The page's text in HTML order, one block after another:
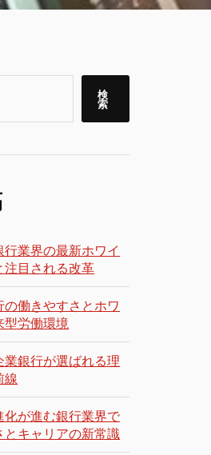
検
索
業界の最新ホワイ
注目される改革
の働きやすさとホワ
型労働環境
銀行が選ばれる理
線
化が進む銀行業界で
キャリアの新常識